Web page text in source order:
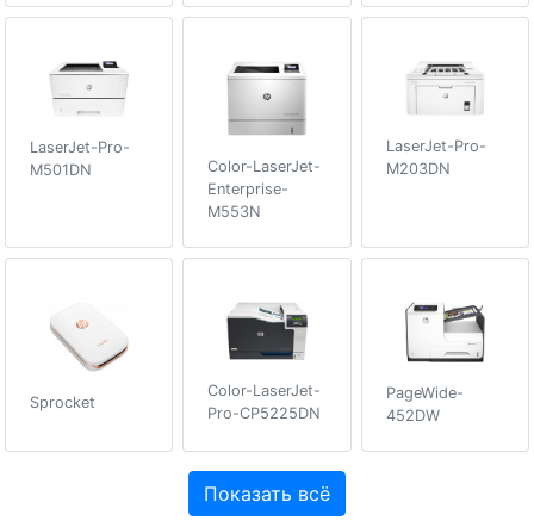
LaserJet-Pro-
M501DN
Color-LaserJet-
Enterprise-
M553N
LaserJet-Pro-
M203DN
Sprocket
Color-LaserJet-
Pro-CP5225DN
PageWide-
452DW
Показать всё